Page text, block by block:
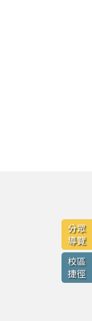
分眾
導覽
校區
捷徑